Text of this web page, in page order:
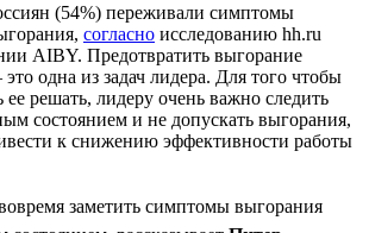
(54%) переживали симптомы
согласно исследованию hh.ru
AIBY. Предотвратить выгорание
одна из задач лидера. Для того чтобы
решать, лидеру очень важно следить
состоянием и не допускать выгорания,
к снижению эффективности работы
заметить симптомы выгорания